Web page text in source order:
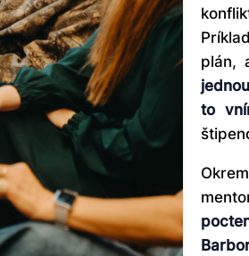
plán,
to